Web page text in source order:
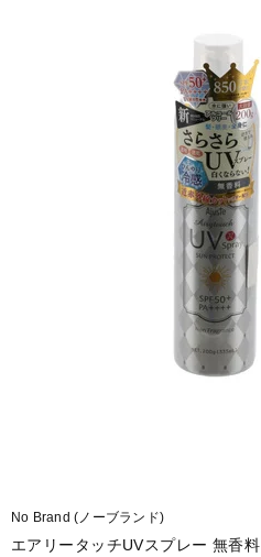
No Brand (ノーブランド)
エアリータッチUVスプレー 無香料